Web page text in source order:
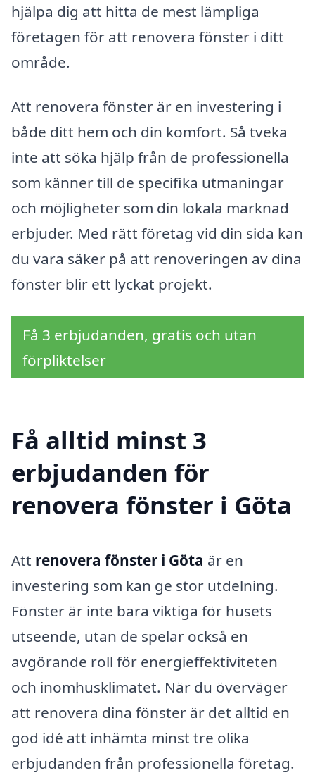
hjälpa dig att hitta de mest lämpliga
företagen för att renovera fönster i ditt
område.
Att renovera fönster är en investering i
både ditt hem och din komfort. Så tveka
inte att söka hjälp från de professionella
som känner till de specifika utmaningar
och möjligheter som din lokala marknad
erbjuder. Med rätt företag vid din sida kan
du vara säker på att renoveringen av dina
fönster blir ett lyckat projekt.
Få 3 erbjudanden, gratis och utan
förpliktelser
Få alltid minst 3
erbjudanden för
renovera fönster i Göta
Att renovera fönster i Göta är en
investering som kan ge stor utdelning.
Fönster är inte bara viktiga för husets
utseende, utan de spelar också en
avgörande roll för energieffektiviteten
och inomhusklimatet. När du överväger
att renovera dina fönster är det alltid en
god idé att inhämta minst tre olika
erbjudanden från professionella företag.